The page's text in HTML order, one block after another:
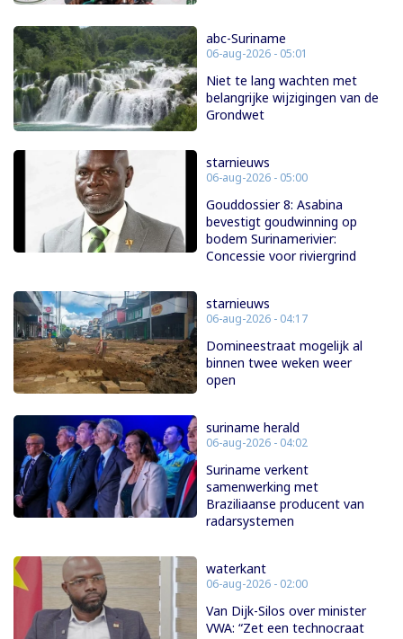
abc-Suriname
06-aug-2026 - 05:01
Niet te lang wachten met
belangrijke wijzigingen van de
Grondwet
starnieuws
06-aug-2026 - 05:00
Gouddossier 8: Asabina
bevestigt goudwinning op
bodem Surinamerivier:
Concessie voor riviergrind
starnieuws
06-aug-2026 - 04:17
Domineestraat mogelijk al
binnen twee weken weer
open
suriname herald
06-aug-2026 - 04:02
Suriname verkent
samenwerking met
Braziliaanse producent van
radarsystemen
waterkant
06-aug-2026 - 02:00
Van Dijk-Silos over minister
VWA: “Zet een technocraat